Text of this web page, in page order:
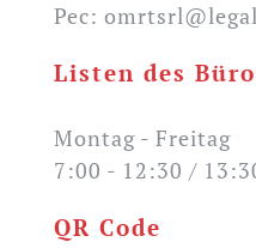
Pec:
Listen des
Montag - Freitag
7:00 - 12:30 /
QR Code